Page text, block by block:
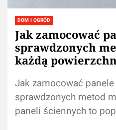
DOM I OGRÓD
Jak zamocować
sprawdzonych
każdą
Jak zamocować
sprawdzonych metod
paneli ściennych to